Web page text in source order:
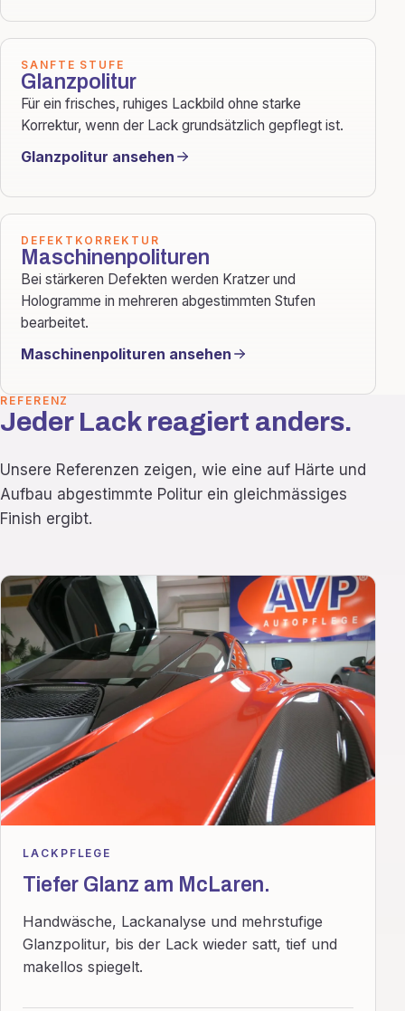
SANFTE STUFE
Glanzpolitur
Für ein frisches, ruhiges Lackbild ohne starke
Korrektur, wenn der Lack grundsätzlich gepflegt ist.
Glanzpolitur ansehen
DEFEKTKORREKTUR
Maschinenpolituren
Bei stärkeren Defekten werden Kratzer und
Hologramme in mehreren abgestimmten Stufen
bearbeitet.
Maschinenpolituren ansehen
REFERENZ
Jeder Lack reagiert anders.
Unsere Referenzen zeigen, wie eine auf Härte und
Aufbau abgestimmte Politur ein gleichmässiges
Finish ergibt.
LACKPFLEGE
Tiefer Glanz am McLaren.
Handwäsche, Lackanalyse und mehrstufige
Glanzpolitur, bis der Lack wieder satt, tief und
makellos spiegelt.